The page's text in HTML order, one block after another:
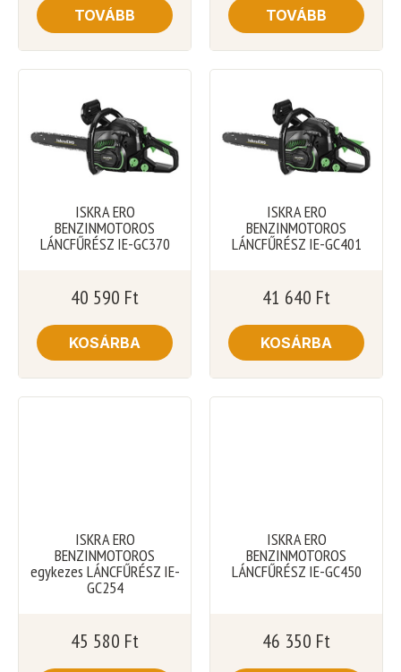
TOVÁBB TOVÁBB
ISKRA ERO
BENZINMOTOROS
LÁNCFŰRÉSZ IE-GC370
40 590 Ft
KOSÁRBA
ISKRA ERO
BENZINMOTOROS
LÁNCFŰRÉSZ IE-GC401
41 640 Ft
KOSÁRBA
ISKRA ERO
BENZINMOTOROS
egykezes LÁNCFŰRÉSZ IE-
GC254
45 580 Ft
ISKRA ERO
BENZINMOTOROS
LÁNCFŰRÉSZ IE-GC450
46 350 Ft